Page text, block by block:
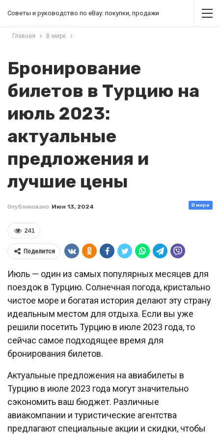
Советы и руководство по eBay: покупки, продажи
Главная В мире
Бронирование
билетов в Турцию на
июль 2023:
актуальные
предложения и
лучшие цены
В мире
Опубликовано Июн 13, 2024
241
Поделится
Июль — один из самых популярных месяцев для
поездок в Турцию. Солнечная погода, кристально
чистое море и богатая история делают эту страну
идеальным местом для отдыха. Если вы уже
решили посетить Турцию в июле 2023 года, то
сейчас самое подходящее время для
бронирования билетов.
Актуальные предложения на авиабилеты в
Турцию в июле 2023 года могут значительно
сэкономить ваш бюджет. Различные
авиакомпании и туристические агентства
предлагают специальные акции и скидки, чтобы